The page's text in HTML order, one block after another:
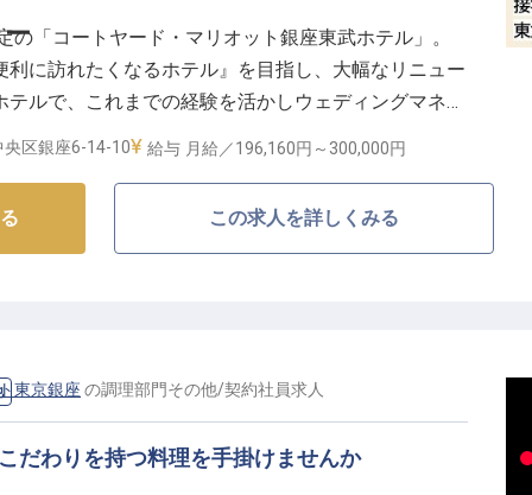
「コートヤード・マリオット銀座東武ホテル」。
に訪れたくなるホテル』を目指し、大幅なリニュー
ルで、これまでの経験を活かしウェディングマネー
は全額支給。さらに昇給・賞与や正社員登用制度あ
央区銀座6-14-10 給与 月給／196,160円～ 300,000円
この求人を詳しくみる
東京銀座 の調理部門その他/契約社員求人
だわりを持つ料理を手掛けませんか